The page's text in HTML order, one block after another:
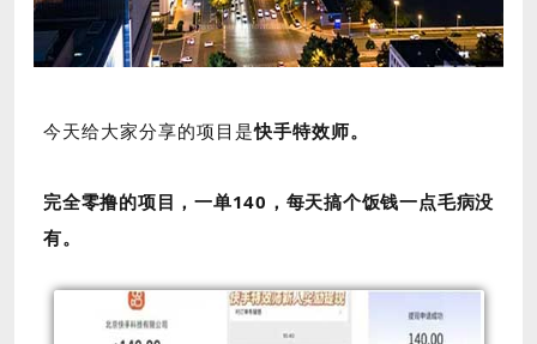
今天给大家分享的项目是快手特效师。
完全零撸的项目，一单140，每天搞个饭钱一点毛病没
有。